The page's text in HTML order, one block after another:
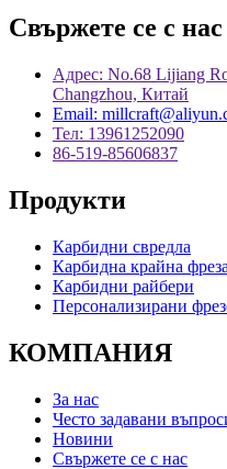
Свържете се с нас
Адрес: No.68 Lijiang
Changzhou, Китай
Email:
Тел: 13961252090
86-519-85606837
Продукти
Карбидни свредла
Карбидна крайна фреза
Карбидни райбери
Персонализирани
КОМПАНИЯ
За нас
Често задавани
Новини
Свържете се с нас